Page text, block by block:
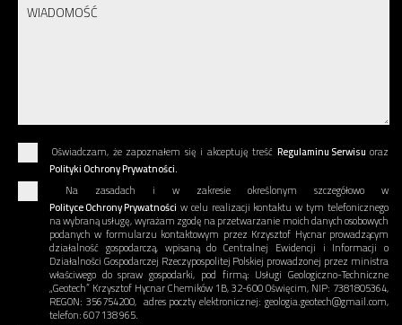
Oświadczam, że zapoznałem się i akceptuję treść Regulaminu Serwisu oraz
Polityki Ochrony Prywatności.
Na zasadach i w zakresie określonym szczegółowo w
Polityce Ochrony Prywatności w celu realizacji kontaktu w tym telefonicznego
na wybraną usługę, wyrażam zgodę na przetwarzanie moich danych osobowych
podanych w formularzu kontaktowym przez Krzysztof Hycnar prowadzącym
działalność gospodarczą, wpisaną do Centralnej Ewidencji i Informacji o
Działalności Gospodarczej Rzeczypospolitej Polskiej prowadzonej przez ministra
właściwego do spraw gospodarki, pod firmą: Usługi Geologiczno-Techniczne
„Geotech” Krzysztof Hycnar Chemików 1B, 32-600 Oświęcim, NIP: 7381805364,
REGON: 356754200, adres poczty elektronicznej: geologia.geotech@gmail.com,
telefon: 607 138 965.